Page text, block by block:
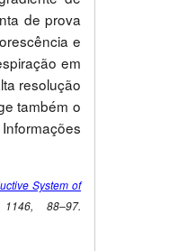
de prova
e
em
resolução
também o
System of
88–97.